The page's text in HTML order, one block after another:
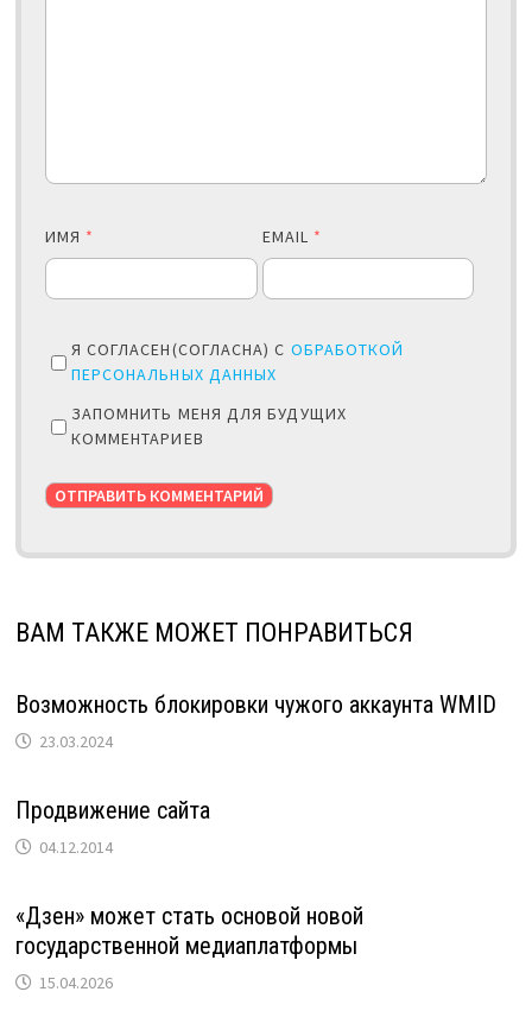
ИМЯ * EMAIL *
Я СОГЛАСЕН(СОГЛАСНА) С ОБРАБОТКОЙ
ПЕРСОНАЛЬНЫХ ДАННЫХ
ЗАПОМНИТЬ МЕНЯ ДЛЯ БУДУЩИХ
КОММЕНТАРИЕВ
ВАМ ТАКЖЕ МОЖЕТ ПОНРАВИТЬСЯ
Возможность блокировки чужого аккаунта WMID
23.03.2024
Продвижение сайта
04.12.2014
«Дзен» может стать основой новой
государственной медиаплатформы
15.04.2026